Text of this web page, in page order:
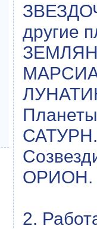
другие
САТУРН.
ОРИОН.
2.